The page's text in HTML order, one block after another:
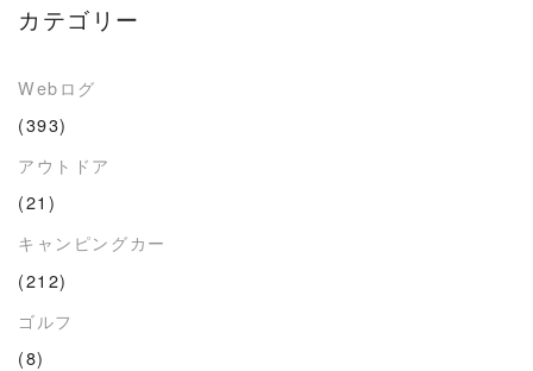
カテゴリー
Webログ
(393)
アウトドア
(21)
キャンピングカー
(212)
ゴルフ
(8)